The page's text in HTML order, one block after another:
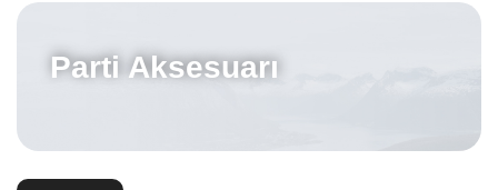
Parti Aksesuarı